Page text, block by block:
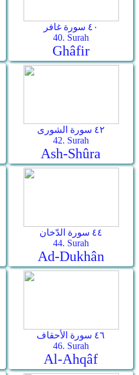
٤٠ سورة غافر
40. Surah
Ghâfir
٤٢ سورة الشورى
42. Surah
Ash-Shûra
٤٤ سورة الدّخان
44. Surah
Ad-Dukhân
٤٦ سورة الأحقاف
46. Surah
Al-Ahqâf